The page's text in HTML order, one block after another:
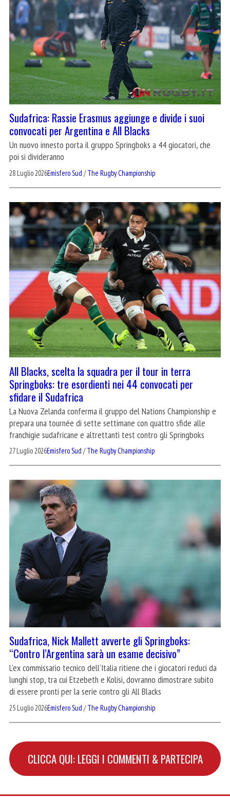
Sudafrica: Rassie Erasmus aggiunge e divide i suoi
convocati per Argentina e All Blacks
Un nuovo innesto porta il gruppo Springboks a 44 giocatori, che
poi si divideranno
28 Luglio 2026Emisfero Sud /The Rugby Championship
All Blacks, scelta la squadra per il tour in terra
Springboks: tre esordienti nei 44 convocati per
sfidare il Sudafrica
La Nuova Zelanda conferma il gruppo del Nations Championship e
prepara una tournée di sette settimane con quattro sfide alle
franchigie sudafricane e altrettanti test contro gli Springboks
27 Luglio 2026Emisfero Sud /The Rugby Championship
Sudafrica, Nick Mallett avverte gli Springboks:
“Contro l’Argentina sarà un esame decisivo”
L’ex commissario tecnico dell’Italia ritiene che i giocatori reduci da
lunghi stop, tra cui Etzebeth e Kolisi, dovranno dimostrare subito
di essere pronti per la serie contro gli All Blacks
25 Luglio 2026Emisfero Sud /The Rugby Championship
CLICCA QUI: LEGGI I COMMENTI & PARTECIPA